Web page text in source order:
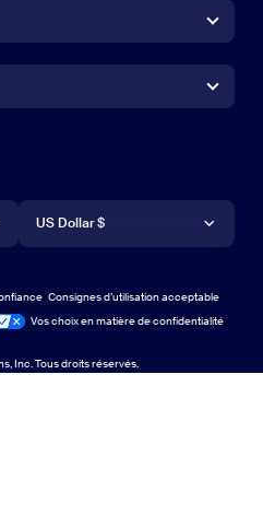
Zoom Rooms
Android
Centre d’expérience Zoom
d’assistance
Bibliothèque de contenu
Devise
US Dollar $
Inc. Tous droits réservés.
Consignes d’utilisation acceptable
Vos choix en matière de confidentialité